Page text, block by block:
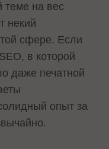
теме на вес
некий
сфере. Если
в которой
даже печатной
опыт за